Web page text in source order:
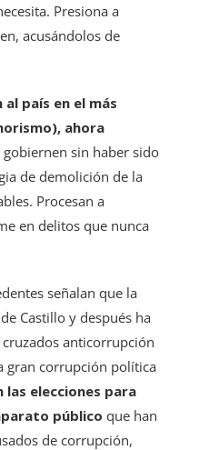
Presiona a
acusándolos de
país en el más
ahora
sin haber sido
de demolición de la
Procesan a
en delitos que nunca
señalan que la
Castillo y después ha
anticorrupción
gran corrupción política
elecciones para
público que han
de corrupción,